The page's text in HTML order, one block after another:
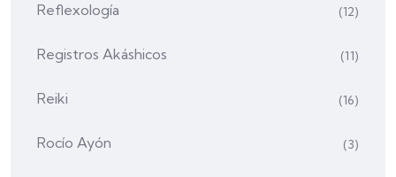
Reflexología (12)
Registros Akáshicos (11)
Reiki (16)
Rocío Ayón (3)